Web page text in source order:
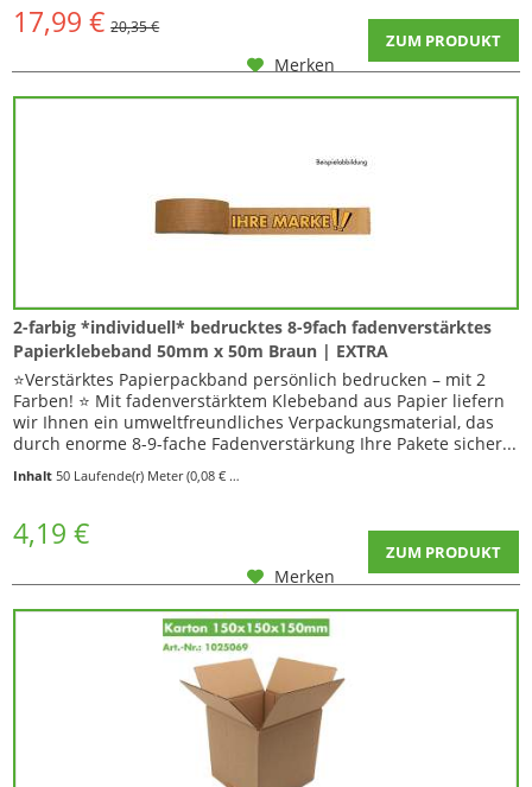
17,99 € 20,35 €
ZUM PRODUKT
Merken
2-farbig *individuell* bedrucktes 8-9fach fadenverstärktes
Papierklebeband 50mm x 50m Braun | EXTRA
⭐️Verstärktes Papierpackband persönlich bedrucken – mit 2
Farben! ⭐️ Mit fadenverstärktem Klebeband aus Papier liefern
wir Ihnen ein umweltfreundliches Verpackungsmaterial, das
durch enorme 8-9-fache Fadenverstärkung Ihre Pakete sicher...
Inhalt50 Laufende(r) Meter(0,08 € * / 1 Laufende(r) Meter)
4,19 € ZUM PRODUKT
Merken